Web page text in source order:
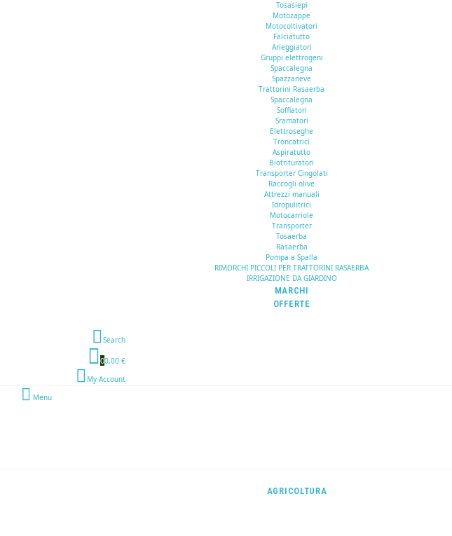
Tosasiepi
Motozappe
Motocoltivatori
Falciatutto
Arieggiatori
Gruppi elettrogeni
Spaccalegna
Spazzaneve
Trattorini Rasaerba
Spaccalegna
Soffiatori
Sramatori
Elettroseghe
Troncatrici
Aspiratutto
Biotrituratori
Transporter Cingolati
Raccogli olive
Attrezzi manuali
Idropulitrici
Motocarriole
Transporter
Tosaerba
Rasaerba
Pompa a Spalla
RIMORCHI PICCOLI PER TRATTORINI RASAERBA
IRRIGAZIONE DA GIARDINO
MARCHI
OFFERTE
Search
00,00 €
My Account
Menu
AGRICOLTURA